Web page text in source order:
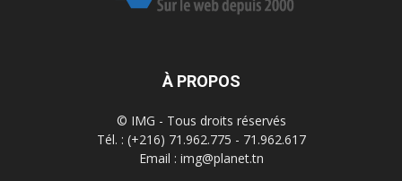
À PROPOS
© IMG - Tous droits réservés
Tél. : (+216) 71.962.775 - 71.962.617
Email : img@planet.tn